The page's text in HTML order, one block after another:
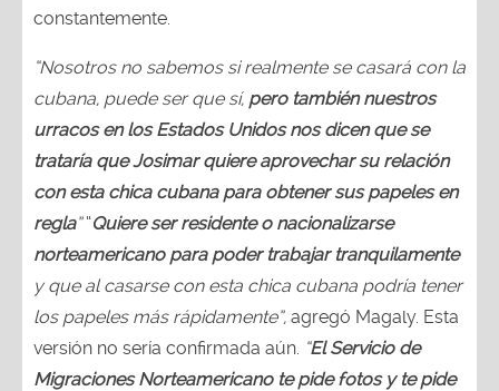
constantemente.
“Nosotros no sabemos si realmente se casará con la
cubana, puede ser que sí, pero también nuestros
urracos en los Estados Unidos nos dicen que se
trataría que Josimar quiere aprovechar su relación
con esta chica cubana para obtener sus papeles en
regla”“Quiere ser residente o nacionalizarse
norteamericano para poder trabajar tranquilamente
y que al casarse con esta chica cubana podría tener
los papeles más rápidamente”, agregó Magaly. Esta
versión no sería confirmada aún. “El Servicio de
Migraciones Norteamericano te pide fotos y te pide